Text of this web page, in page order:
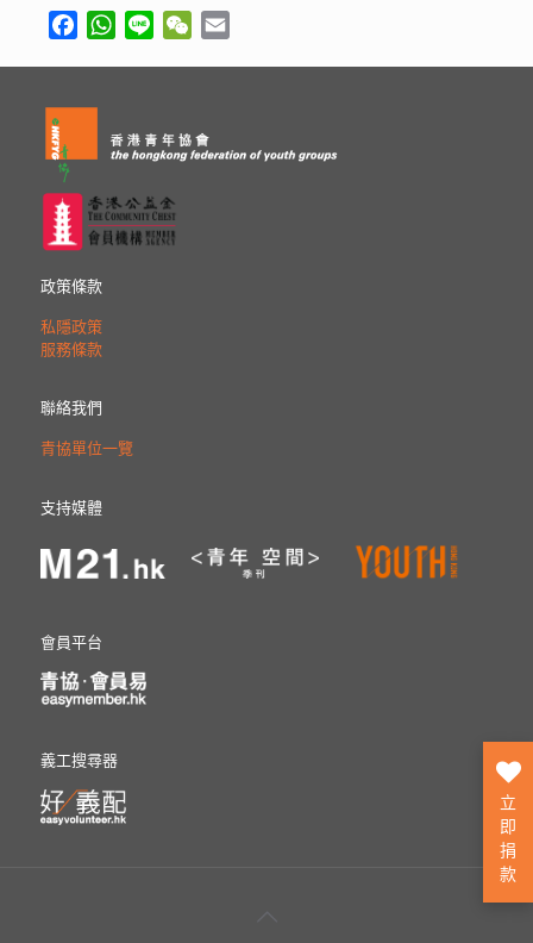
FacebookWhatsApp
Line WeChat
政策條款
私隱政策
服務條款
聯絡我們
青協單位一覽
支持媒體
會員平台
義工搜尋器
立
即
捐
款